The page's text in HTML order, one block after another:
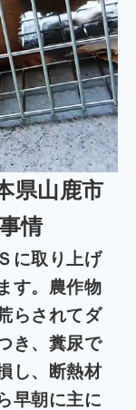
県山鹿市
情
に取り上げ
す。農作物
らされてダ
き、糞尿で
し、断熱材
早朝に主に